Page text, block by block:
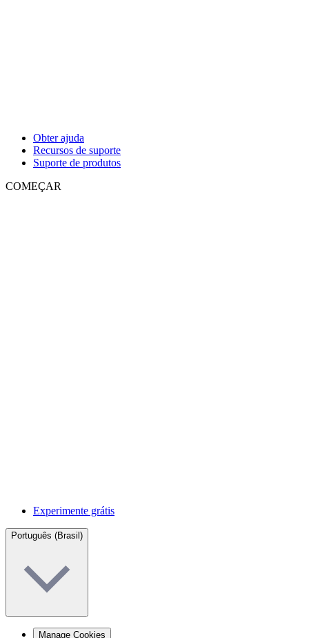
Obter ajuda
Recursos de suporte
Suporte de produtos
COMEÇAR
Experimente grátis
Português (Brasil)
Manage Cookies